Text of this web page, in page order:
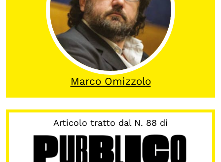
OLTRE LA SCUOLA
Attività per bambine e bambini
Programmi per le scuole
Classici del Pensiero Politico
Master e Executive Program
Marco Omizzolo
Articolo tratto dal N. 88 di